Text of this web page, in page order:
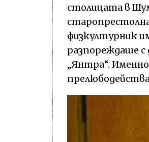
столицата в
физкултурник
разпореждаше с
„Янтра“.